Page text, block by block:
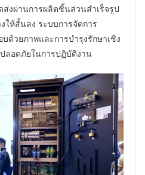
งผ่านการผลิตชิ้นส่วนสำเร็จรูป
ให้สั้นลง ระบบการจัดการ
ด้วยภาพและการบำรุงรักษาเชิง
ลอดภัยในการปฏิบัติงาน